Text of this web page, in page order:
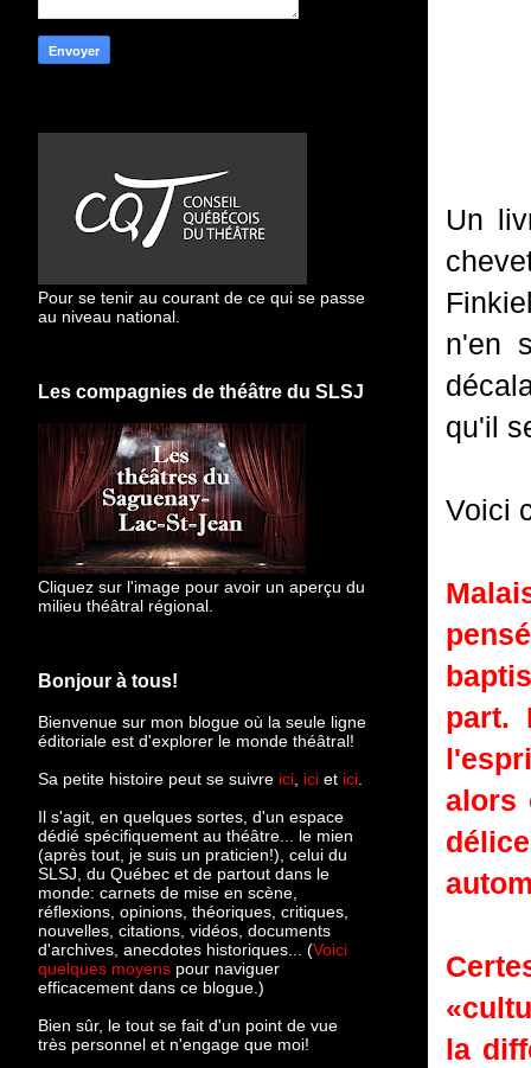
Un
n'en
qu'il
Voici
part.
alors
la
Pour se tenir au courant de ce qui se passe
au niveau national.
Les compagnies de théâtre du SLSJ
Cliquez sur l'image pour avoir un aperçu du
milieu théâtral régional.
Bonjour à tous!
Bienvenue sur mon blogue où la seule ligne
éditoriale est d'explorer le monde théâtral!
Sa petite histoire peut se suivre ici ici et ici
Il s'agit, en quelques sortes, d'un espace
dédié spécifiquement au théâtre... le mien
(après tout, je suis un praticien!), celui du
SLSJ, du Québec et de partout dans le
monde: carnets de mise en scène,
réflexions, opinions, théoriques, critiques,
nouvelles, citations, vidéos, documents
d'archives, anecdotes historiques... (Voici
quelques moyens pour naviguer
efficacement dans ce blogue.)
Bien sûr, le tout se fait d'un point de vue
très personnel et n'engage que moi!